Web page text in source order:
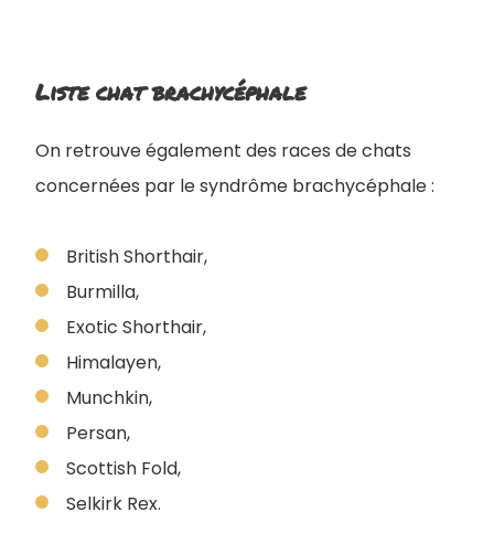
Liste chat brachycéphale
On retrouve également des races de chats
concernées par le syndrôme brachycéphale :
British Shorthair,
Burmilla,
Exotic Shorthair,
Himalayen,
Munchkin,
Persan,
Scottish Fold,
Selkirk Rex.